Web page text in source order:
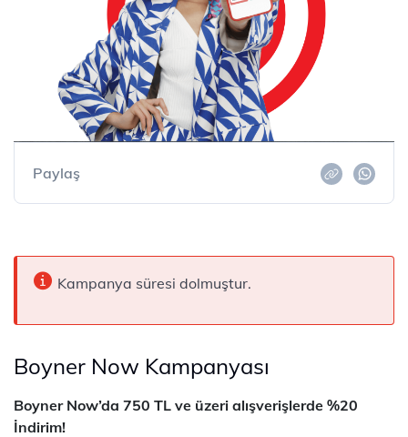
Paylaş
Kampanya süresi dolmuştur.
Boyner Now Kampanyası
Boyner Now’da 750 TL ve üzeri alışverişlerde %20
İndirim!